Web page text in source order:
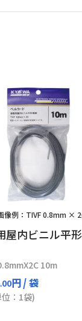
像例：TIVF 0.8mm ×
屋内ビニル平
10m
.00円/ 袋
：1袋)